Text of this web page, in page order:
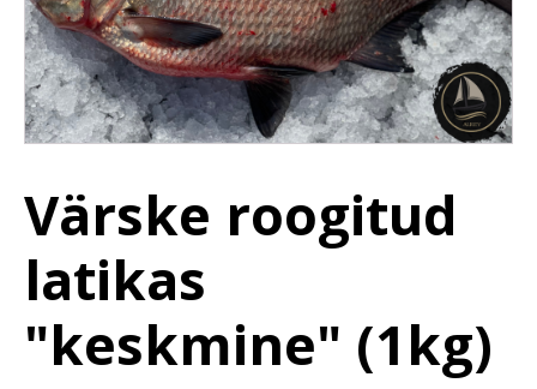
Värske roogitud
latikas
"keskmine" (1kg)